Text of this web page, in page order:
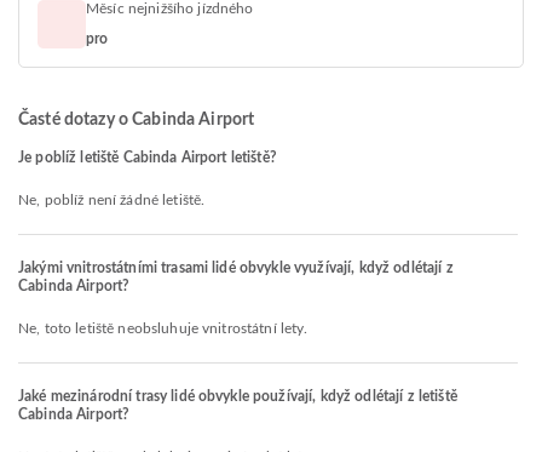
Měsíc nejnižšího jízdného
pro
Časté dotazy o Cabinda Airport
Je poblíž letiště Cabinda Airport letiště?
Ne, poblíž není žádné letiště.
Jakými vnitrostátními trasami lidé obvykle využívají, když odlétají z
Cabinda Airport?
Ne, toto letiště neobsluhuje vnitrostátní lety.
Jaké mezinárodní trasy lidé obvykle používají, když odlétají z letiště
Cabinda Airport?